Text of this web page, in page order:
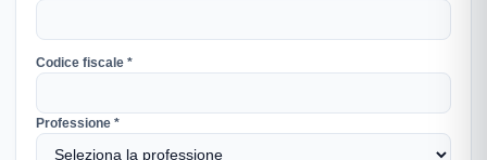
Codice fiscale *
Professione *